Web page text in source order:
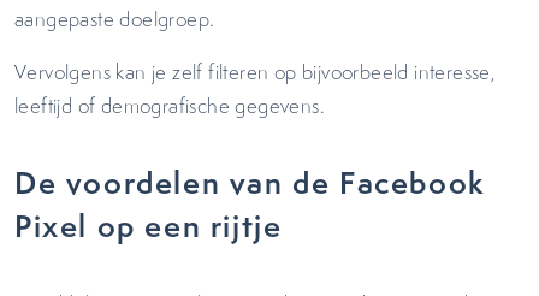
aangepaste doelgroep.
Vervolgens kan je zelf filteren op bijvoorbeeld interesse,
leeftijd of demografische gegevens.
De voordelen van de Facebook
Pixel op een rijtje